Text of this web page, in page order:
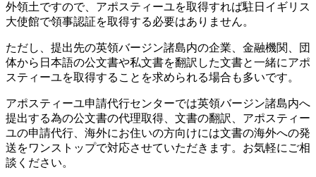
外領土ですので、アポスティーユを取得すれば駐日イギリス
大使館で領事認証を取得する必要はありません。
ただし、提出先の英領バージン諸島内の企業、金融機関、団
体から日本語の公文書や私文書を翻訳した文書と一緒にアポ
スティーユを取得することを求められる場合も多いです。
アポスティーユ申請代行センターでは英領バージン諸島内へ
提出する為の公文書の代理取得、文書の翻訳、アポスティー
ユの申請代行、海外にお住いの方向けには文書の海外への発
送をワンストップで対応させていただきます。お気軽にご相
談ください。